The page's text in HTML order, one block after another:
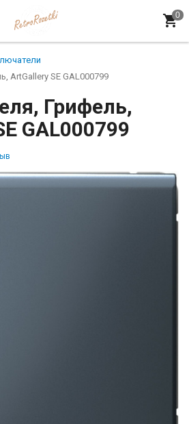
ArtGallery SE GAL000799
Грифель,
GAL000799